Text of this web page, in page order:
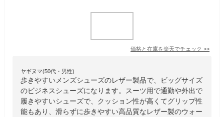
価格と在庫を楽天でチェック >>
ヤギヌマ(50代・男性)
歩きやすいメンズシューズのレザー製品で、ビッグサイズ
のビジネスシューズになります。スーツ用で通勤や外出で
履きやすいシューズで、クッション性が高くてグリップ性
能もあり、滑らずに歩きやすい高品質なレザー製のウォー